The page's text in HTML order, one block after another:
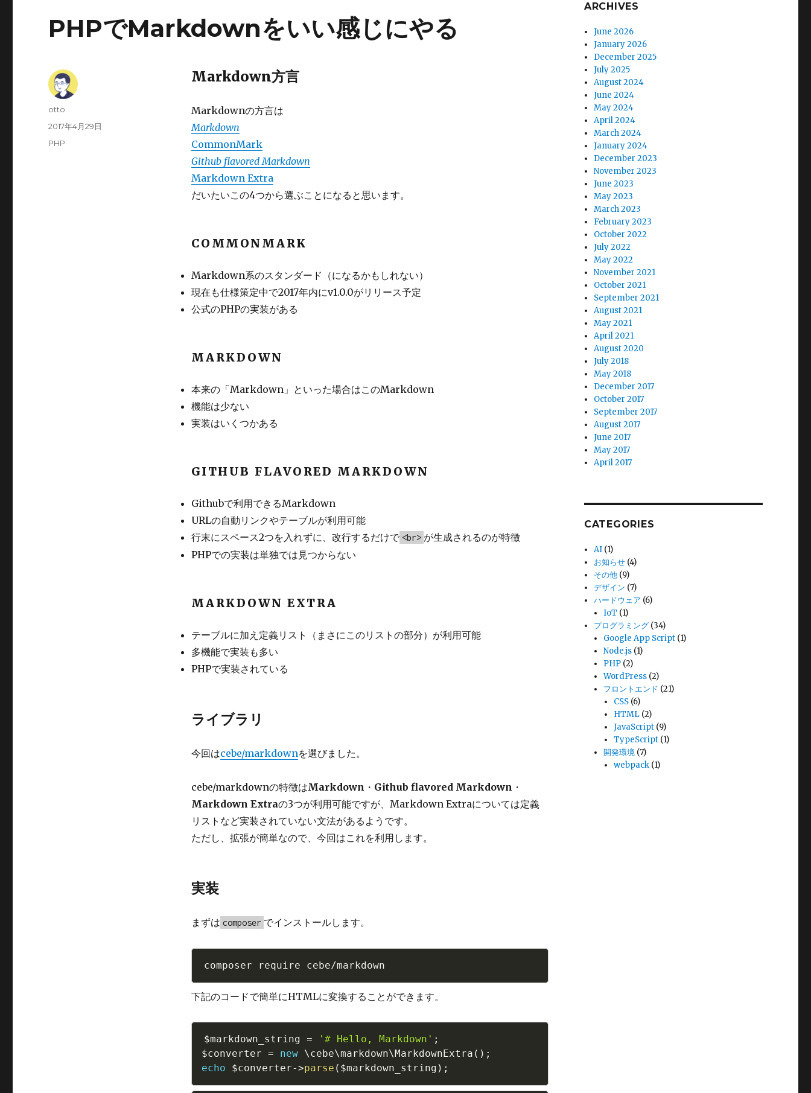
PHPでMarkdownをいい感じにやる
Markdown方言
Markdownの方言は
Markdown
CommonMark
Github flavored Markdown
Markdown Extra
だいたいこの4つから選ぶことになると思います。
COMMONMARK
Markdown系のスタンダード（になるかもしれない）
現在も仕様策定中で2017年内にv1.0.0がリリース予定
公式のPHPの実装がある
MARKDOWN
本来の「Markdown」といった場合はこのMarkdown
機能は少ない
実装はいくつかある
GITHUB FLAVORED MARKDOWN
Githubで利用できるMarkdown
URLの自動リンクやテーブルが利用可能
行末にスペース2つを入れずに、改行するだけで <br> が生成されるのが特徴
PHPでの実装は単独では見つからない
MARKDOWN EXTRA
テーブルに加え定義リスト（まさにこのリストの部分）が利用可能
多機能で実装も多い
PHPで実装されている
ライブラリ
今回はcebe/markdownを選びました。
cebe/markdownの特徴はMarkdown ・ Github flavored Markdown ・
Markdown Extraの3つが利用可能ですが、Markdown Extraについては定義
リストなど実装されていない文法があるようです。
ただし、拡張が簡単なので、今回はこれを利用します。
実装
まずは composer でインストールします。
下記のコードで簡単にHTMLに変換することができます。
$markdown_string = '# Hello, Markdown' ;
$converter = new \cebe\markdown\MarkdownExtra ( ) ;
echo
$converter->parse ( $markdown_string ) ;
Author
otto
Posted
2017年4月29日
Categories
PHP
ARCHIVES
June 2026
January 2026
December 2025
July 2025
August 2024
June 2024
May 2024
April 2024
March 2024
January 2024
December 2023
November 2023
June 2023
May 2023
March 2023
February 2023
October 2022
July 2022
May 2022
November 2021
October 2021
September 2021
August 2021
May 2021
April 2021
August 2020
July 2018
May 2018
December 2017
October 2017
September 2017
August 2017
June 2017
May 2017
April 2017
CATEGORIES
AI (1)
お知らせ (4)
その他 (9)
デザイン (7)
ハードウェア (6)
IoT (1)
プログラミング (34)
Google App Script (1)
Node.js (1)
PHP (2)
WordPress (2)
フロントエンド (21)
CSS(6)
HTML(2)
JavaScript(9)
TypeScript(1)
開発環境 (7)
webpack(1)